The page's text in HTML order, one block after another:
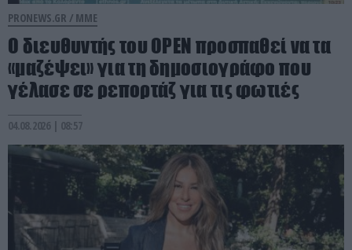
PRONEWS.GR / ΜΜΕ
O διευθυντής του OPEN προσπαθεί να τα
«μαζέψει» για τη δημοσιογράφο που
γέλασε σε ρεπορτάζ για τις φωτιές
04.08.2026 | 08:57